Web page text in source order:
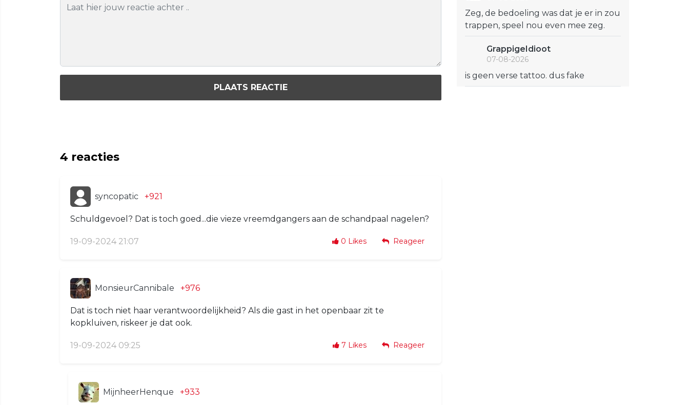
PLAATS REACTIE
4 reacties
syncopatic +921
Schuldgevoel? Dat is toch goed...die vieze vreemdgangers aan de schandpaal nagelen?
19-09-2024 21:07 0 Likes Reageer
MonsieurCannibale +976
Dat is toch niet haar verantwoordelijkheid? Als die gast in het openbaar zit te
kopkluiven, riskeer je dat ook.
19-09-2024 09:25 7 Likes Reageer
MijnheerHenque +933
Zeg, de bedoeling was dat je er in zou
trappen, speel nou even mee zeg.
GrappigeIdioot
07-08-2026
is geen verse tattoo. dus fake